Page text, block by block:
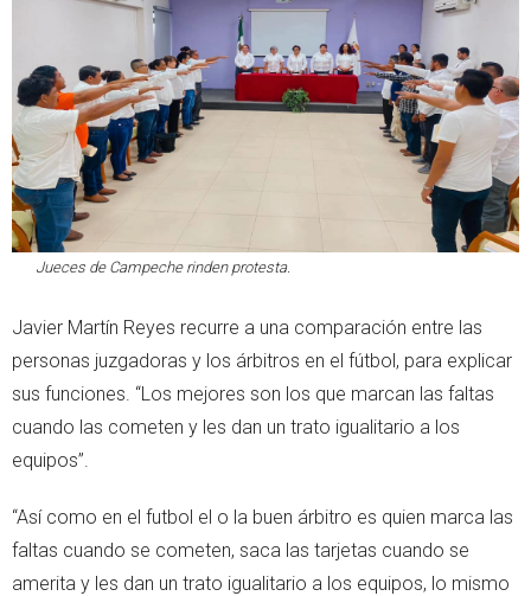
Jueces de Campeche rinden protesta.
Javier Martín Reyes recurre a una comparación entre las
personas juzgadoras y los árbitros en el fútbol, para explicar
sus funciones. “Los mejores son los que marcan las faltas
cuando las cometen y les dan un trato igualitario a los
equipos”.
“Así como en el futbol el o la buen árbitro es quien marca las
faltas cuando se cometen, saca las tarjetas cuando se
amerita y les dan un trato igualitario a los equipos, lo mismo